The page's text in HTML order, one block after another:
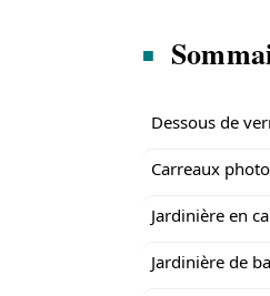
Dessous de
Carreaux photo
Jardinière en
Jardinière de